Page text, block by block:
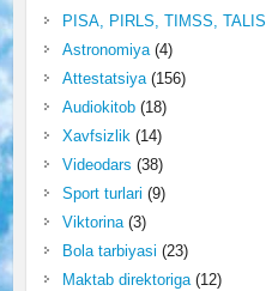
PISA, PIRLS, TIMSS, TALIS
Astronomiya(4)
Attestatsiya(156)
Audiokitob(18)
Xavfsizlik(14)
Videodars (38)
Sport turlari (9)
Viktorina(3)
Bola tarbiyasi (23)
Maktab direktoriga(12)